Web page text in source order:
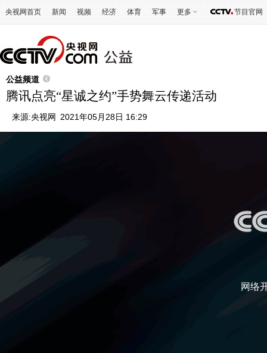
央视网首页 新闻 视频 经济 体育 军事 更多 节目官网
公益频道
腾讯点亮“星诚之约”手势舞云传递活动
来源:央视网 2021年05月28日 16:29
网络